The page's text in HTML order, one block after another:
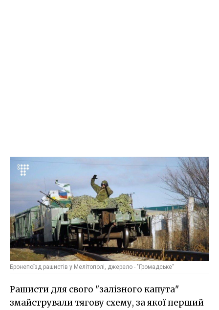
Бронепоїзд рашистів у Мелітополі, джерело - "Громадське"
Рашисти для свого "залізного капута"
змайстрували тягову схему, за якої перший